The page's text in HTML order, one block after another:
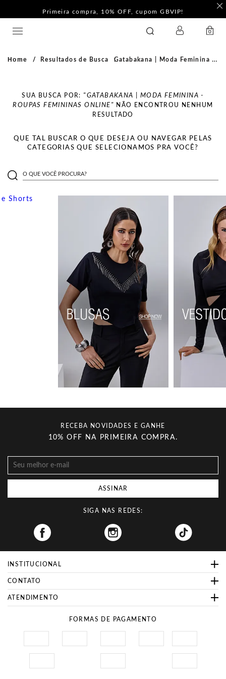
Primeira compra, 10% OFF, cupom GBVIP!
0
Home Resultados de Busca Gatabakana | Moda Feminina - Roupas Femininas Online
SUA BUSCA POR: "GATABAKANA | MODA FEMININA -
ROUPAS FEMININAS ONLINE" NÃO ENCONTROU NENHUM
RESULTADO
QUE TAL BUSCAR O QUE DESEJA OU NAVEGAR PELAS
CATEGORIAS QUE SELECIONAMOS PRA VOCÊ?
O QUE VOCÊ PROCURA?
RECEBA NOVIDADES E GANHE
10% OFF NA PRIMEIRA COMPRA.
ASSINAR
SIGA NAS REDES:
Facebook
INSTITUCIONAL
CONTATO
ATENDIMENTO
FORMAS DE PAGAMENTO